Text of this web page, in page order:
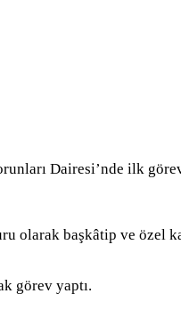
Dairesi’nde ilk
olarak başkâtip ve özel
görev yaptı.